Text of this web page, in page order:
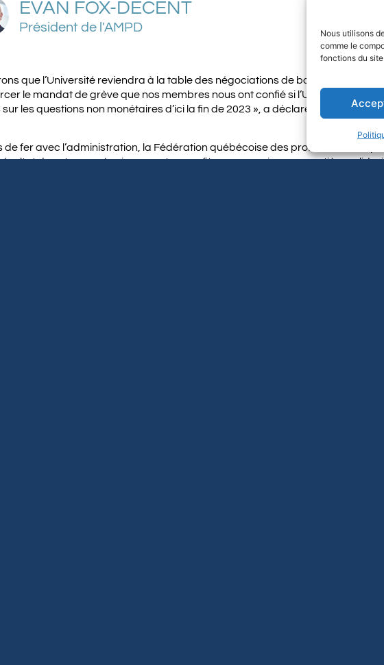
Nous utilisons
comme le
fonctions du site.
EVAN FOX-DECENT
Président de l'AMPD
que l’Université reviendra à la table des négociations de bonne foi, mais
le mandat de grève que nos membres nous ont confié si l’Université ne fait
les questions non monétaires d’ici la fin de 2023 », a déclaré la négociatrice
de fer avec l’administration, la Fédération québécoise des professeures et
de vote sans équivoque, et en profite pour exprimer son entière